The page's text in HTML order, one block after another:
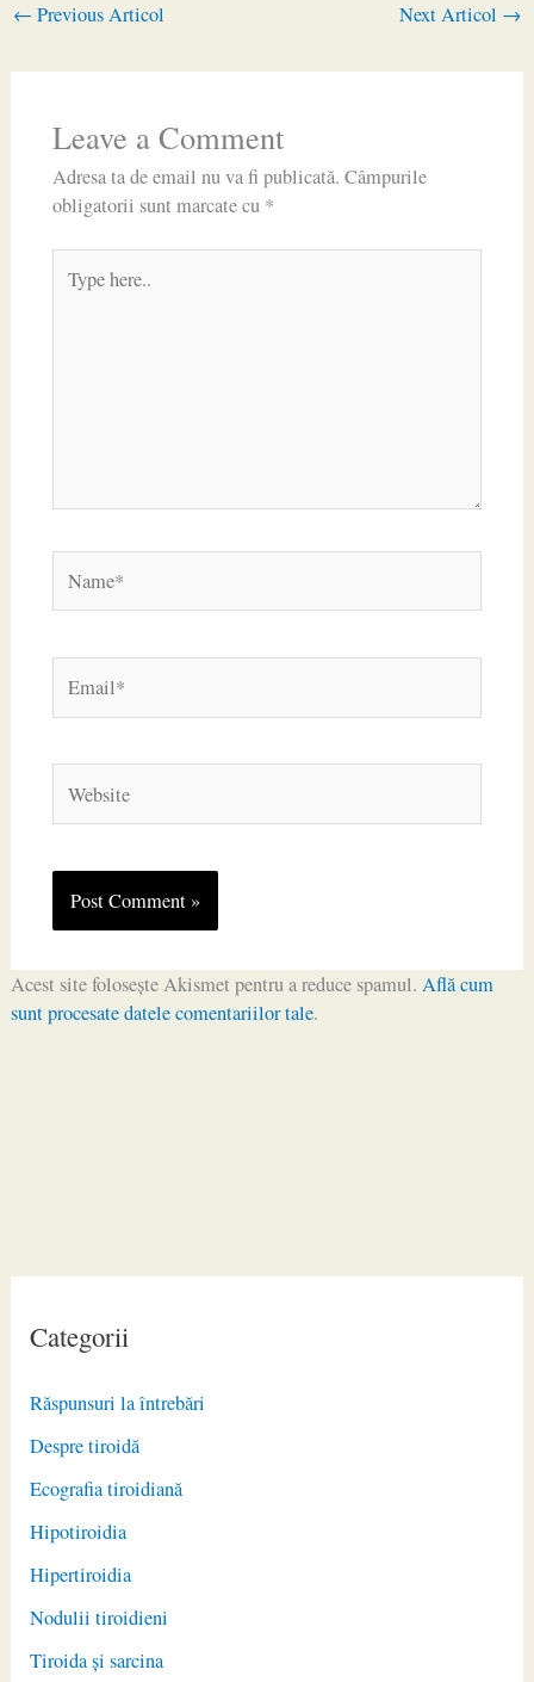
Categorii
Răspunsuri la întrebări
Despre tiroidă
Ecografia tiroidiană
Hipotiroidia
Hipertiroidia
Nodulii tiroidieni
Tiroida și sarcina
← Previous Articol Next Articol →
Leave a Comment
Adresa ta de email nu va fi publicată. Câmpurile
obligatorii sunt marcate cu *
here..
Acest site folosește Akismet pentru a reduce spamul. Află cum
sunt procesate datele comentariilor tale.